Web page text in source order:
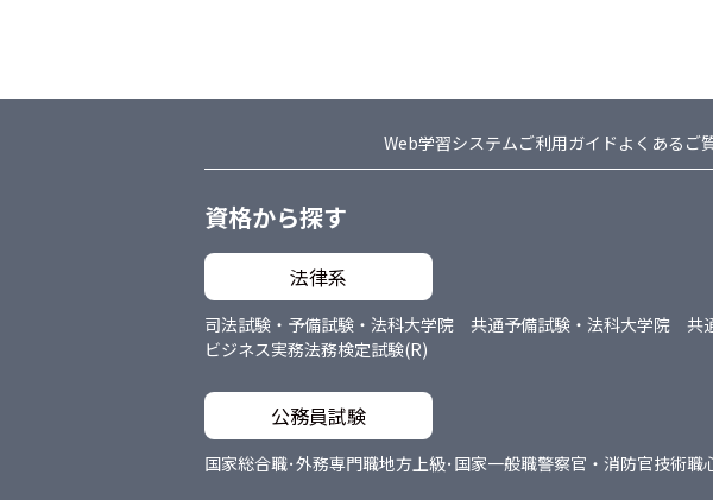
Web学習システムご利用ガイド よくあるご
資格から探す
法律系
司法試験・予備試験・法科大学院 共通予備試験・法科大学院 共
ビジネス実務法務検定試験(R)
公務員試験
国家総合職･外務専門職地方上級･国家一般職警察官・消防官技術職